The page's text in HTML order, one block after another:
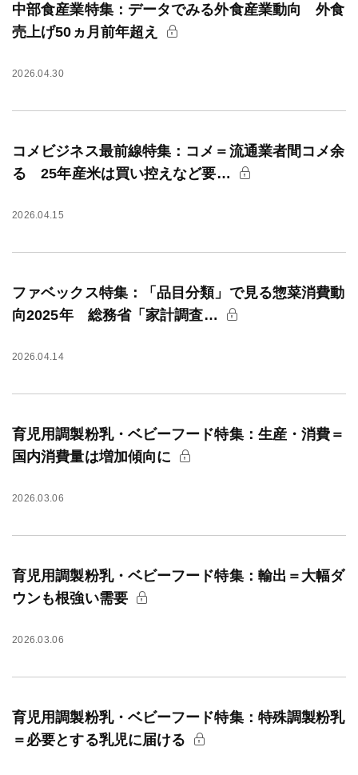
中部食産業特集：データでみる外食産業動向 外食
売上げ50ヵ月前年超え
2026.04.30
コメビジネス最前線特集：コメ＝流通業者間コメ余
る 25年産米は買い控えなど要…
2026.04.15
ファベックス特集：「品目分類」で見る惣菜消費動
向2025年 総務省「家計調査…
2026.04.14
育児用調製粉乳・ベビーフード特集：生産・消費＝
国内消費量は増加傾向に
2026.03.06
育児用調製粉乳・ベビーフード特集：輸出＝大幅ダ
ウンも根強い需要
2026.03.06
育児用調製粉乳・ベビーフード特集：特殊調製粉乳
＝必要とする乳児に届ける